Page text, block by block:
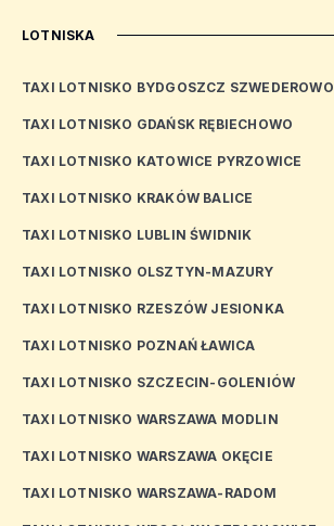
LOTNISKA
TAXI LOTNISKO BYDGOSZCZ SZWEDEROWO
TAXI LOTNISKO GDAŃSK RĘBIECHOWO
TAXI LOTNISKO KATOWICE PYRZOWICE
TAXI LOTNISKO KRAKÓW BALICE
TAXI LOTNISKO LUBLIN ŚWIDNIK
TAXI LOTNISKO OLSZTYN-MAZURY
TAXI LOTNISKO RZESZÓW JESIONKA
TAXI LOTNISKO POZNAŃ ŁAWICA
TAXI LOTNISKO SZCZECIN-GOLENIÓW
TAXI LOTNISKO WARSZAWA MODLIN
TAXI LOTNISKO WARSZAWA OKĘCIE
TAXI LOTNISKO WARSZAWA-RADOM